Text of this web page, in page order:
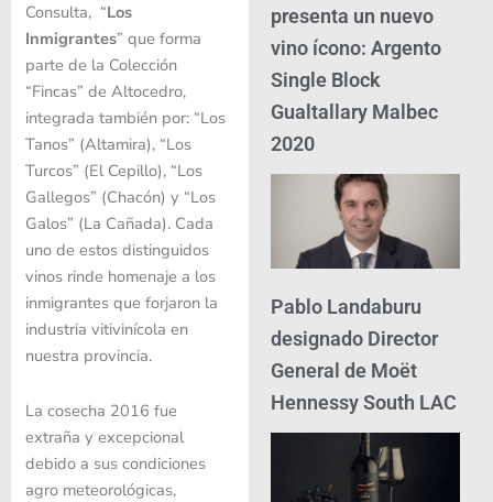
Consulta, “Los
Inmigrantes” que forma
parte de la Colección
“Fincas” de Altocedro,
integrada también por: “Los
Tanos” (Altamira), “Los
Turcos” (El Cepillo), “Los
Gallegos” (Chacón) y “Los
Galos” (La Cañada). Cada
uno de estos distinguidos
vinos rinde homenaje a los
inmigrantes que forjaron la
industria vitivinícola en
nuestra provincia.
La cosecha 2016 fue
extraña y excepcional
debido a sus condiciones
agro meteorológicas,
presenta un nuevo
vino ícono: Argento
Single Block
Gualtallary Malbec
2020
Pablo Landaburu
designado Director
General de Moët
Hennessy South LAC